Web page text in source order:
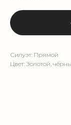
Силуэт: Прямой
Цвет: Золотой,